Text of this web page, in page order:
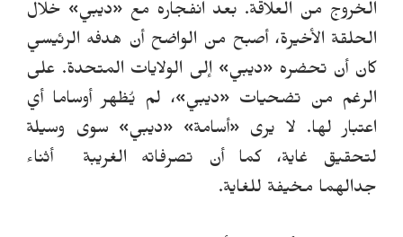
الخروج من العلاقة. بعد انفجاره مع«ديبي» خلال
الحلقة الأخيرة، أصبح من الواضح أن هدفه الرئيسي
كان أن تحضره«ديبي» إلى الولايات المتحدة. على
الرغم من تضحيات«ديبي»، لم يُظهر أوساما أي
اعتبار لها. لا يرى«أسامة»
«ديبي» سوى
وسيلة
لتحقيق غاية، كما أن تصرفاته الغريبة
أثناء
جدالهما مخيفة للغاية.